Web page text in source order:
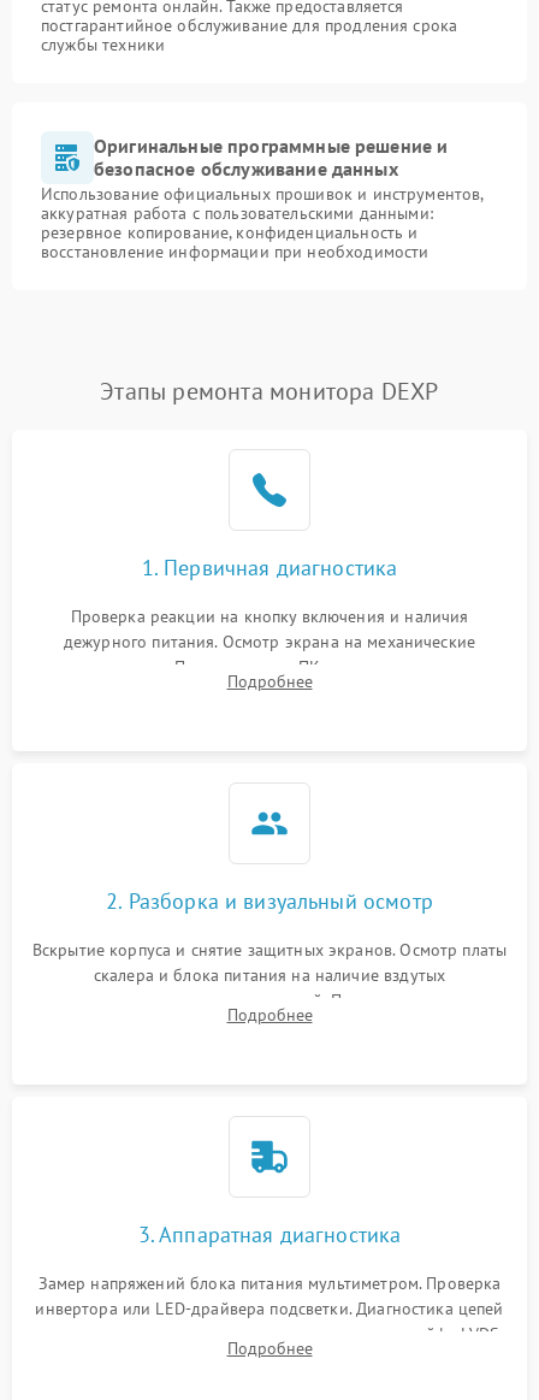
статус ремонта онлайн. Также предоставляется
постгарантийное обслуживание для продления срока
службы техники
Оригинальные программные решение и
безопасное обслуживание данных
Использование официальных прошивок и инструментов,
аккуратная работа с пользовательскими данными:
резервное копирование, конфиденциальность и
восстановление информации при необходимости
Этапы ремонта монитора DEXP
1. Первичная диагностика
Проверка реакции на кнопку включения и наличия
дежурного питания. Осмотр экрана на механические
повреждения. Подключение к ПК для оценки вывода
изображения, работы подсветки и выявления артефактов на
Подробнее
2. Разборка и визуальный осмотр
Вскрытие корпуса и снятие защитных экранов. Осмотр платы
скалера и блока питания на наличие вздутых
конденсаторов, прогаров, окислений. Проверка надежности
контактов и целостности шлейфов матрицы.
Подробнее
3. Аппаратная диагностика
Замер напряжений блока питания мультиметром. Проверка
инвертора или LED-драйвера подсветки. Диагностика цепей
питания скалера и тестирование сигналов на шлейфе LVDS
Подробнее